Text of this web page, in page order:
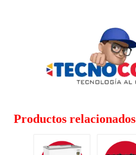
Productos relacionados